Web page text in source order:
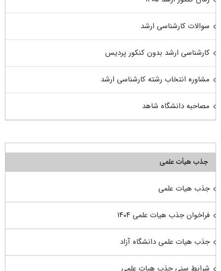
سوالات کارشناسی ارشد
کارشناسی ارشد بدون کنکور پردیس
مشاوره انتخاب رشته کارشناسی ارشد
مصاحبه دانشگاه شاهد
جذب هیأت علمی
جذب هیات علمی
فراخوان جذب هیات علمی ۱۴۰۴
جذب هیات علمی دانشگاه آزاد
شرایط سنی جذب هیات علمی